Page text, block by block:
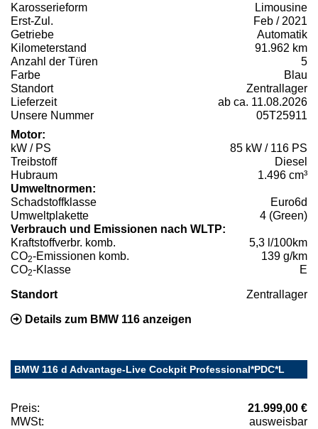
Karosserieform
Limousine
Erst-Zul.
Feb / 2021
Getriebe
Automatik
Kilometerstand
91.962 km
Anzahl der Türen
5
Farbe
Blau
Standort
Zentrallager
Lieferzeit
ab ca. 11.08.2026
Unsere Nummer
05T25911
Motor:
kW / PS
85 kW / 116 PS
Treibstoff
Diesel
Hubraum
1.496 cm³
Umweltnormen:
Schadstoffklasse
Euro6d
Umweltplakette
4 (Green)
Verbrauch und Emissionen nach WLTP:
Kraftstoffverbr. komb.
5,3 l/100km
CO2-Emissionen komb.
139 g/km
CO2-Klasse E
Standort Zentrallager
Details zum BMW 116 anzeigen
BMW 116 d Advantage-Live Cockpit Professional*PDC*L
Preis:
21.999,00 €
MWSt:
ausweisbar